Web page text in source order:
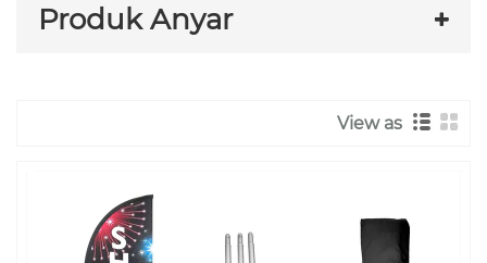
Produk Anyar
View as